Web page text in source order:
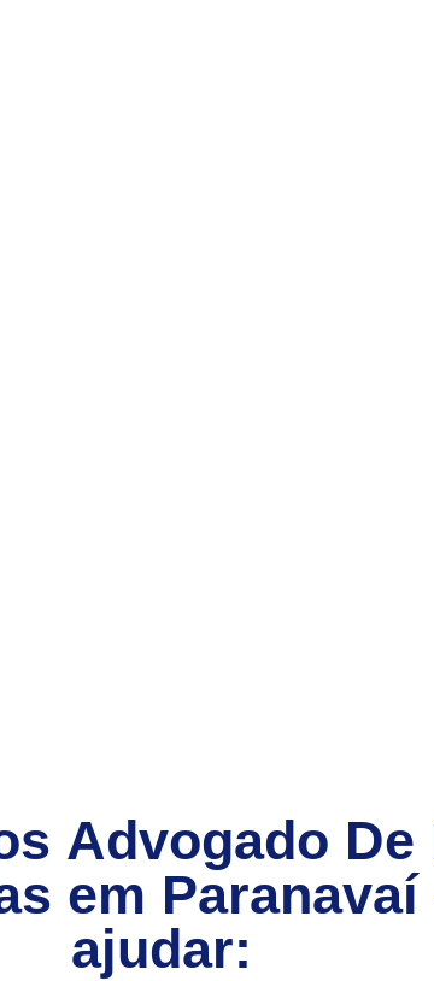
Advogado De
em Paranavaí
ajudar: